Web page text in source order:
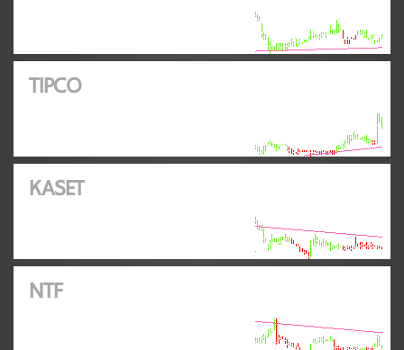
TIPCO
KASET
NTF